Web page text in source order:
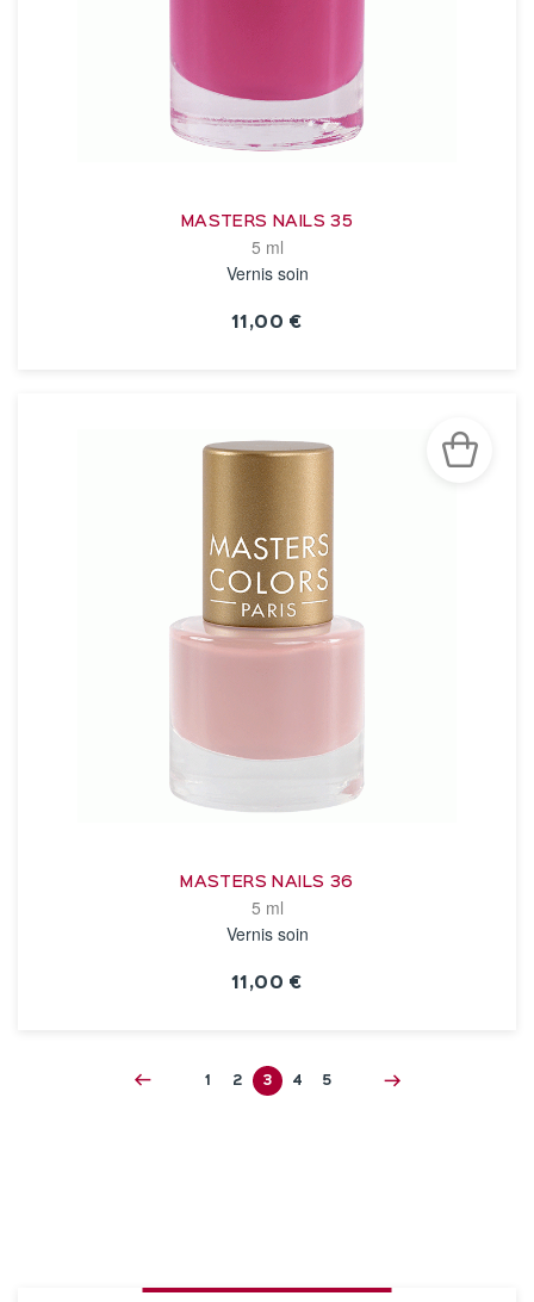
MASTERS NAILS 35
5 ml
Vernis soin
11,00 €
MASTERS NAILS 36
5 ml
Vernis soin
11,00 €
1 2 3 4 5